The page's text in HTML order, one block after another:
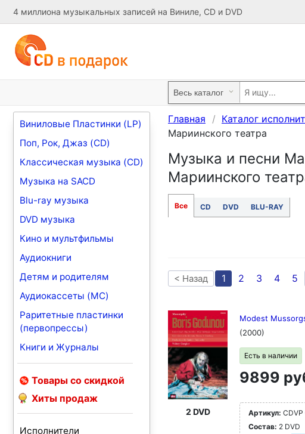
4 миллиона музыкальных записей на Виниле, CD и DVD
Виниловые Пластинки (LP)
Поп, Рок, Джаз (CD)
Классическая музыка (CD)
Музыка на SACD
Blu-ray музыка
DVD музыка
Кино и мультфильмы
Аудиокниги
Детям и родителям
Аудиокассеты (MC)
Раритетные пластинки
(первопрессы)
Книги и Журналы
Товары со скидкой
Хиты продаж
Исполнители
Главная Каталог
Мариинского театра
Музыка и песни
Мариинского
Все CD DVD BLU-RAY
< Назад 1 2 3 4 5
2 DVD
Modest
(2000)
Есть в наличии
9899
Артикул:
Состав: 2 DVD